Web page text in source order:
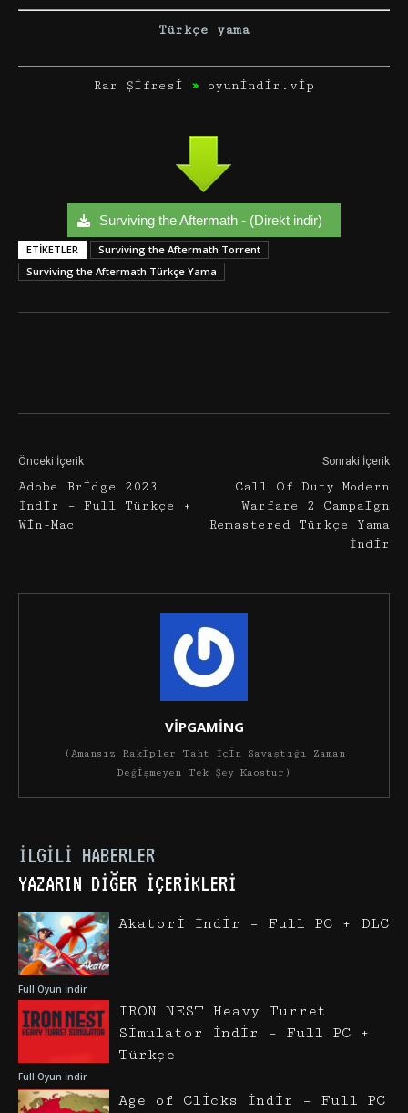
Türkçe yama
Rar Şifresi » oyunindir.vip
Surviving the Aftermath - (Direkt indir)
ETIKETLER
Surviving the Aftermath Torrent
Surviving the Aftermath Türkçe Yama
Önceki İçerik
Adobe Bridge 2023
İndir – Full Türkçe +
Win-Mac
Sonraki İçerik
Call Of Duty Modern
Warfare 2 Campaign
Remastered Türkçe Yama
İndir
VİPGAMİNG
(Amansız Rakipler Taht İçin Savaştığı Zaman
Değişmeyen Tek Şey Kaostur)
İLGILI HABERLER
YAZARIN DIĞER İÇERIKLERI
Full Oyun İndir
Akatori İndir – Full PC + DLC
Full Oyun İndir
IRON NEST Heavy Turret
Simulator İndir – Full PC +
Türkçe
Age of Clicks İndir – Full PC